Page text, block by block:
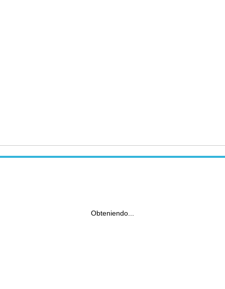
Obteniendo...